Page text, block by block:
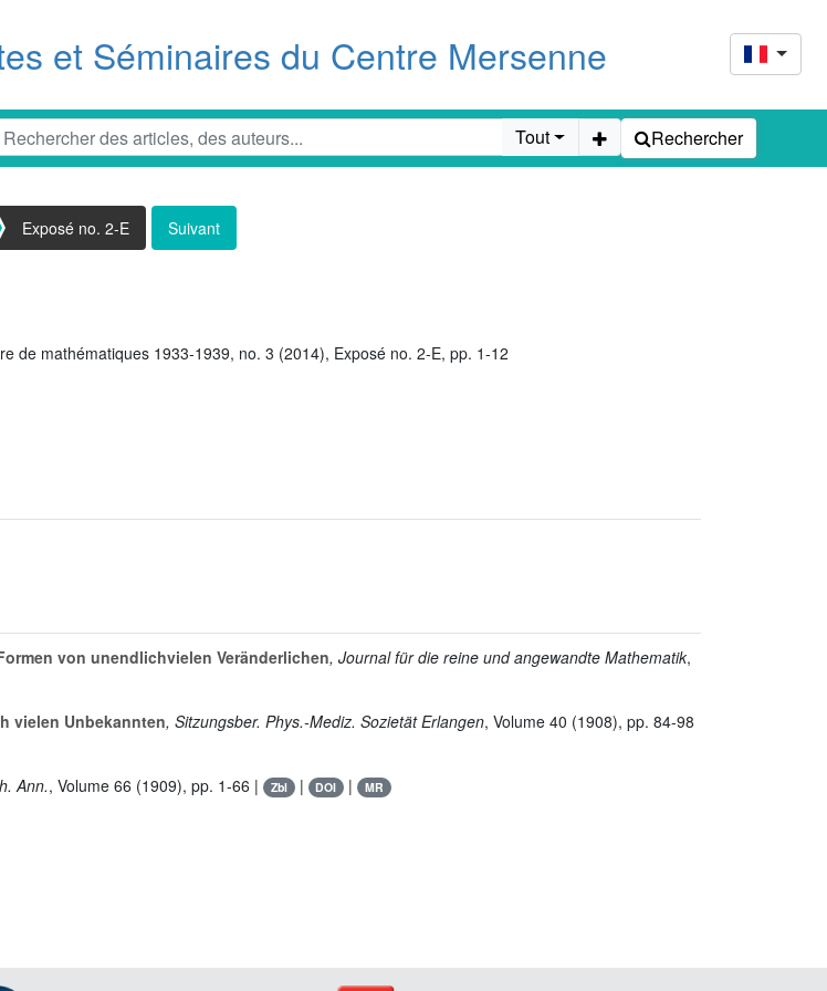
et Séminaires du Centre Mersenne
Tout Rechercher
Exposé no. 2-E Suivant
de mathématiques 1933-1939, no. 3 (2014), Exposé no. 2-E, pp. 1-12
von unendlichvielen Veränderlichen, Journal für die reine und angewandte Mathematik,
vielen Unbekannten, Sitzungsber. Phys.-Mediz. Sozietät Erlangen, Volume 40 (1908), pp. 84-98
Ann., Volume 66 (1909), pp. 1-66 | Zbl | DOI | MR